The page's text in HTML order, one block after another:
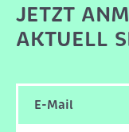
JETZT
AKTUELL